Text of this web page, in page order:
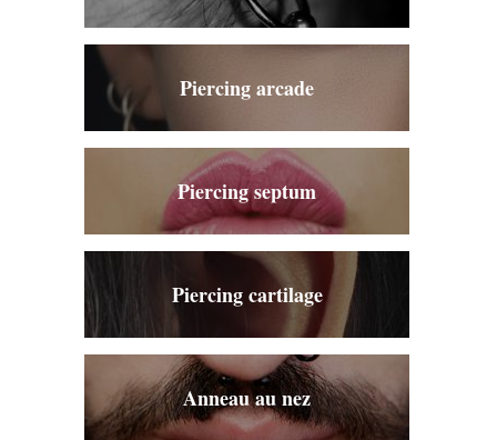
Piercing arcade
Piercing septum
Piercing cartilage
Anneau au nez